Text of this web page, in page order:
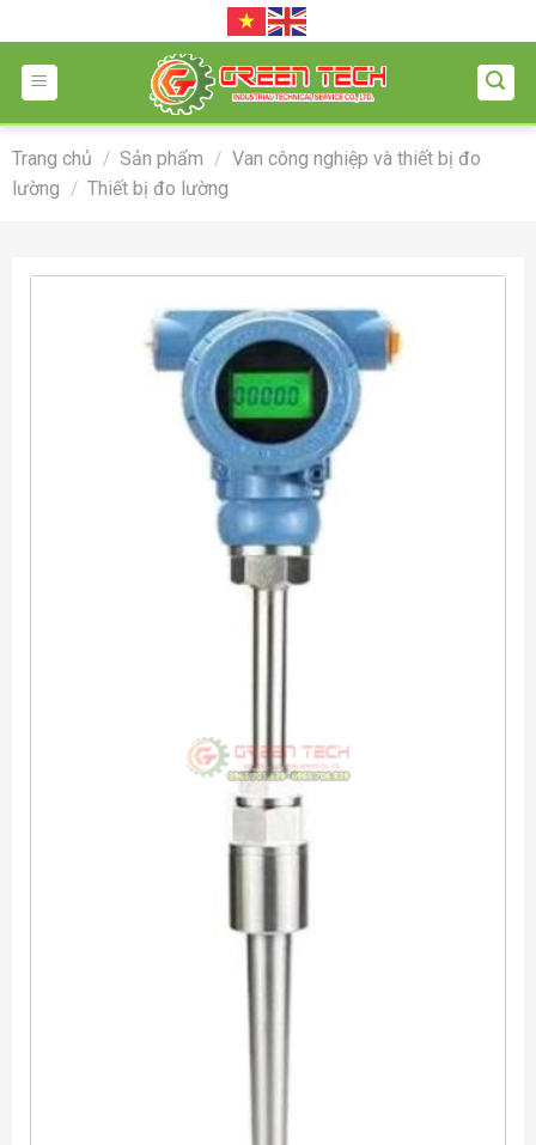
to
content
Trang chủ / Sản phẩm / Van công nghiệp và thiết bị đo
lường / Thiết bị đo lường